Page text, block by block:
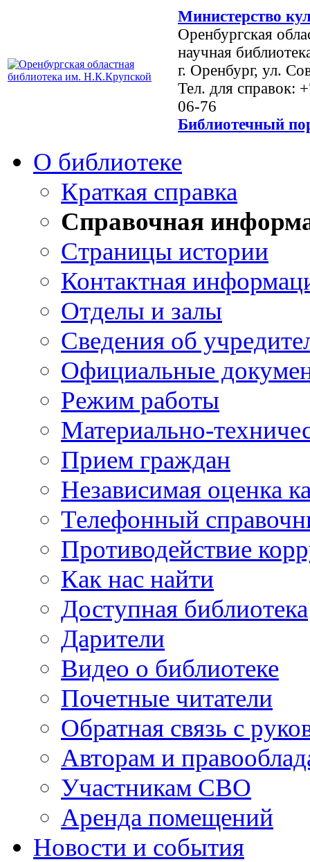
Министерство
Оренбургская
научная
г. Оренбург, ул.
Тел. для справок:
06-76
Библиотечный
О библиотеке
Краткая справка
Справочная
Страницы истории
Контактная
Отделы и залы
Сведения об
Официальные
Режим работы
Материально-
Прием граждан
Независимая оценка
Телефонный
Противодействие
Как нас найти
Доступная библиотека
Дарители
Видео о библиотеке
Почетные читатели
Обратная связь с
Авторам и
Участникам СВО
Аренда помещений
Новости и события